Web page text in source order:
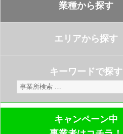
業種から探す
エリアから探す
キーワードで探す
検
索:
キャンペーン中